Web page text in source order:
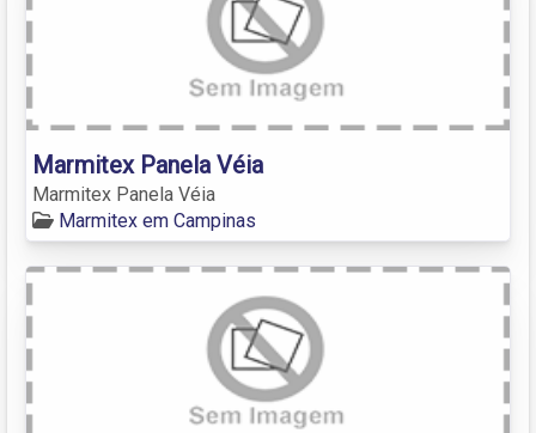
Marmitex Panela Véia
Marmitex Panela Véia
Marmitex em Campinas